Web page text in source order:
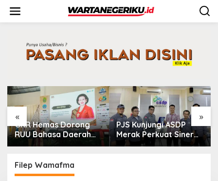
w
« »
GKR Hemas Dorong
RUU Bahasa Daerah
Jaga Identitas Bangsa
PJS Kunjungi ASDP
Merak Perkuat Sinergi
dan Kemitraan Pers
Filep Wamafma